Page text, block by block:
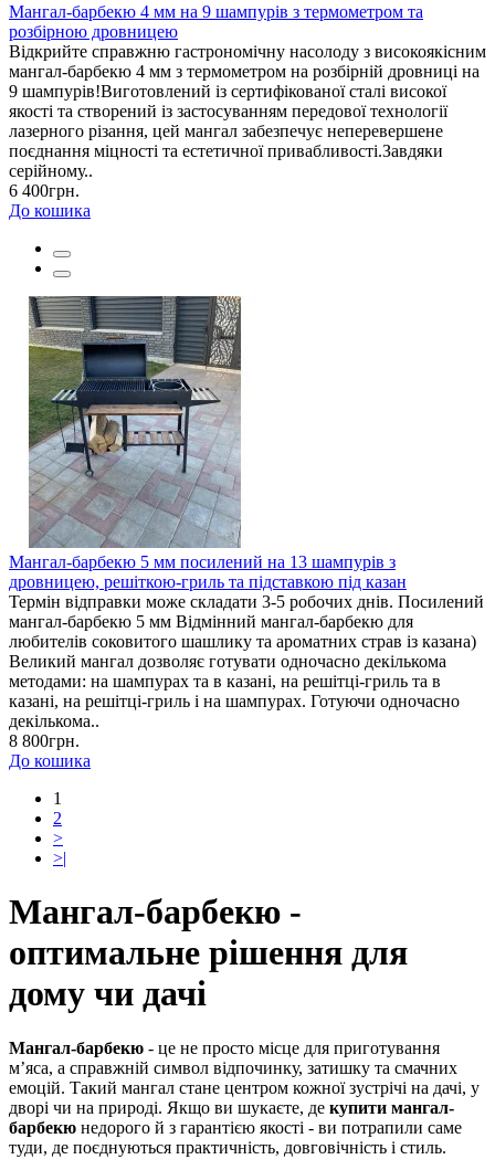
Мангал-барбекю 4 мм на 9 шампурів з термометром та
розбірною дровницею
Відкрийте справжню гастрономічну насолоду з високоякісним
мангал-барбекю 4 мм з термометром на розбірній дровниці на
9 шампурів!Виготовлений із сертифікованої сталі високої
якості та створений із застосуванням передової технології
лазерного різання, цей мангал забезпечує неперевершене
поєднання міцності та естетичної привабливості.Завдяки
серійному..
6 400грн.
До кошика
Мангал-барбекю 5 мм посилений на 13 шампурів з
дровницею, решіткою-гриль та підставкою під казан
Термін відправки може складати 3-5 робочих днів. Посилений
мангал-барбекю 5 мм Відмінний мангал-барбекю для
любителів соковитого шашлику та ароматних страв із казана)
Великий мангал дозволяє готувати одночасно декількома
методами: на шампурах та в казані, на решітці-гриль та в
казані, на решітці-гриль і на шампурах. Готуючи одночасно
декількома..
8 800грн.
До кошика
1
2
>
>|
Мангал-барбекю -
оптимальне рішення для
дому чи дачі
Мангал-барбекю - це не просто місце для приготування
м’яса, а справжній символ відпочинку, затишку та смачних
емоцій. Такий мангал стане центром кожної зустрічі на дачі, у
дворі чи на природі. Якщо ви шукаєте, де купити мангал-
барбекю недорого й з гарантією якості - ви потрапили саме
туди, де поєднуються практичність, довговічність і стиль.